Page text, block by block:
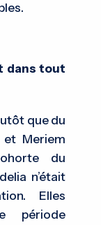
dans tout
que du
et Meriem
du
n’était
Elles
période